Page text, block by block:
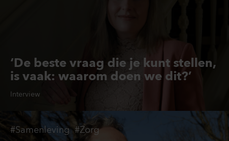
‘De beste vraag die je kunt stellen,
is vaak: waarom doen we dit?’
Interview
#Samenleving #Zorg